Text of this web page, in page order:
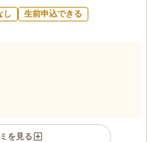
し
生前申込できる
を見る